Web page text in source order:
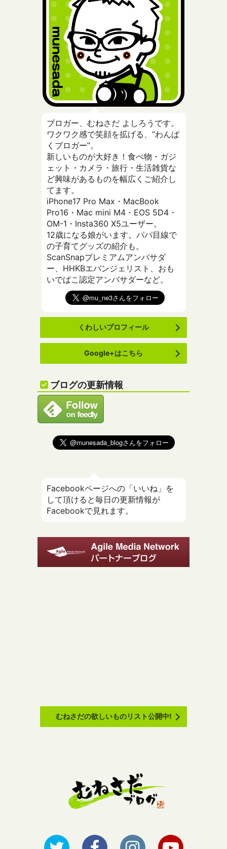
ブロガー、むねさだ よしろうです。
ワクワク感で笑顔を拡げる、”わんぱ
くブロガー”。
新しいものが大好き！食べ物・ガジ
ェット・カメラ・旅行・生活雑貨な
ど興味があるものを幅広くご紹介し
てます。
iPhone17 Pro Max・MacBook
Pro16・Mac mini M4・EOS 5D4・
OM-1・Insta360 X5ユーザー。
12歳になる娘がいます。パパ目線で
の子育てグッズの紹介も。
ScanSnapプレミアムアンバサダ
ー、HHKBエバンジェリスト、おも
いでばこ認定アンバサダーなど。
くわしいプロフィール
Google+はこちら
ブログの更新情報
Facebookページへの「いいね」を
して頂けると毎日の更新情報が
Facebookで見れます。
むねさだの欲しいものリスト公開中!